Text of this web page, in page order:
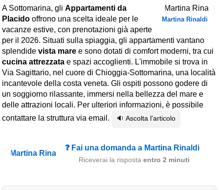
Martina Rinaldi
A Sottomarina, gli Appartamenti da
Placido offrono una scelta ideale per le
vacanze estive, con prenotazioni già aperte
per il 2026. Situati sulla spiaggia, gli appartamenti vantano
splendide vista mare e sono dotati di comfort moderni, tra cui
cucina attrezzata e spazi accoglienti. L'immobile si trova in
Via Sagittario, nel cuore di Chioggia-Sottomarina, una località
incantevole della costa veneta. Gli ospiti possono godere di
un soggiorno rilassante, immersi nella bellezza del mare e
delle attrazioni locali. Per ulteriori informazioni, è possibile
contattare la struttura via email.
🔉 Ascolta l'articolo
❓ Fai una domanda a Martina Rinaldi
Riceverai la risposta entro 2 minuti
Area riservata
Chi siamo
Ambienti
≋ Mare
🗻 Montagna
Laghi